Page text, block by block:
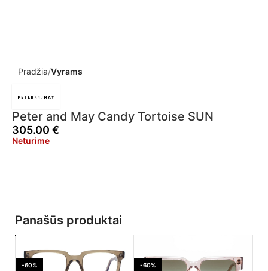
Pradžia Vyrams
Peter and May Candy Tortoise SUN
305.00 €
Neturime
Panašūs produktai
-60% -60%